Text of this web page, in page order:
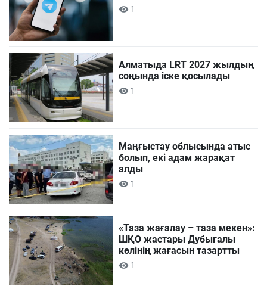
1
Алматыда LRT 2027 жылдың
соңында іске қосылады
1
Маңғыстау облысында атыс
болып, екі адам жарақат
алды
1
«Таза жағалау – таза мекен»:
ШҚО жастары Дубыгалы
көлінің жағасын тазартты
1